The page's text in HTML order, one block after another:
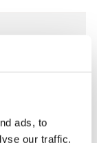
ads, to
our traffic.